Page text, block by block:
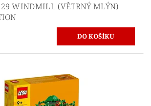
WINDMILL (VĚTRNÝ MLÝN)